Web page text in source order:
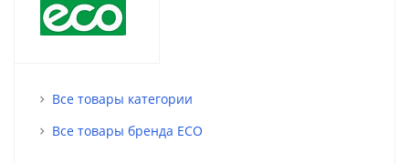
Все товары категории
Все товары бренда ECO